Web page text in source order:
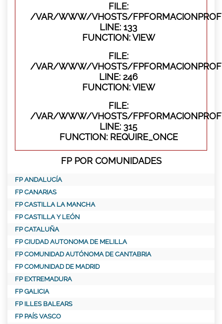
FILE:
/VAR/WWW/VHOSTS/
LINE: 133
FUNCTION: VIEW
FILE:
/VAR/WWW/VHOSTS/
LINE: 246
FUNCTION: VIEW
FILE:
/VAR/WWW/VHOSTS/
LINE: 315
FUNCTION: REQUIRE_ONCE
FP POR COMUNIDADES
FP ANDALUCÍA
FP CANARIAS
FP CASTILLA LA MANCHA
FP CASTILLA Y LEÓN
FP CATALUÑA
FP CIUDAD AUTONOMA DE MELILLA
FP COMUNIDAD AUTÓNOMA DE CANTABRIA
FP COMUNIDAD DE MADRID
FP EXTREMADURA
FP GALICIA
FP ILLES BALEARS
FP PAÍS VASCO